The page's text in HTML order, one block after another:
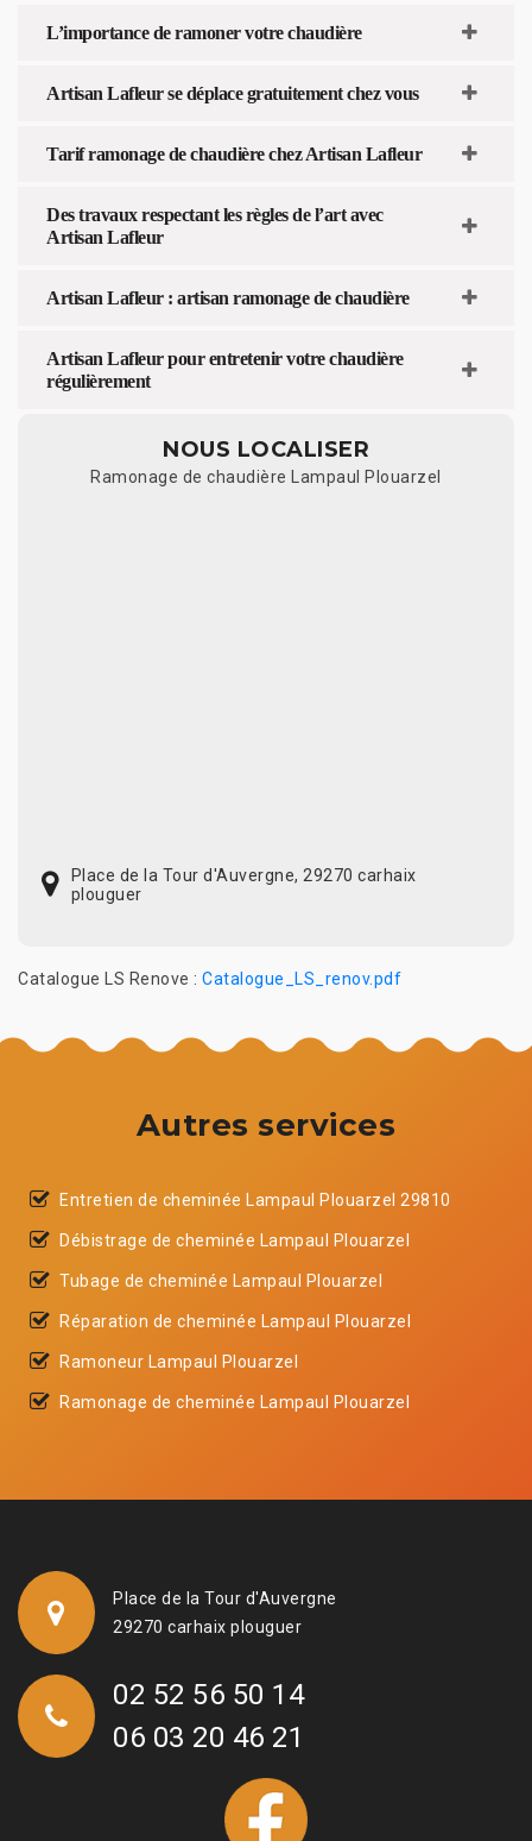
L’importance de ramoner votre chaudière
Artisan Lafleur se déplace gratuitement chez vous
Tarif ramonage de chaudière chez Artisan Lafleur
Des travaux respectant les règles de l’art avec
Artisan Lafleur
Artisan Lafleur : artisan ramonage de chaudière
Artisan Lafleur pour entretenir votre chaudière
régulièrement
NOUS LOCALISER
Ramonage de chaudière Lampaul Plouarzel
Place de la Tour d'Auvergne, 29270 carhaix
plouguer
Catalogue LS Renove : Catalogue_LS_renov.pdf
Autres services
Entretien de cheminée Lampaul Plouarzel 29810
Débistrage de cheminée Lampaul Plouarzel
Tubage de cheminée Lampaul Plouarzel
Réparation de cheminée Lampaul Plouarzel
Ramoneur Lampaul Plouarzel
Ramonage de cheminée Lampaul Plouarzel
Place de la Tour d'Auvergne
29270 carhaix plouguer
02 52 56 50 14
06 03 20 46 21